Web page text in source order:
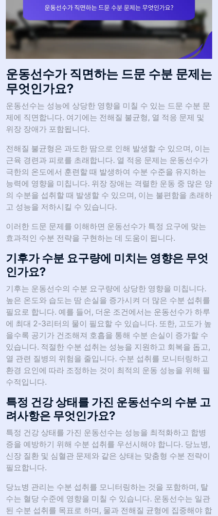
운동선수가 직면하는 드문 수분 문제는
무엇인가요?
운동선수는 성능에 상당한 영향을 미칠 수 있는 드문 수분 문
제에 직면합니다. 여기에는 전해질 불균형, 열 적응 문제 및
위장 장애가 포함됩니다.
전해질 불균형은 과도한 땀으로 인해 발생할 수 있으며, 이는
근육 경련과 피로를 초래합니다. 열 적응 문제는 운동선수가
극한의 온도에서 훈련할 때 발생하여 수분 수준을 유지하는
능력에 영향을 미칩니다. 위장 장애는 격렬한 운동 중 많은 양
의 수분을 섭취할 때 발생할 수 있으며, 이는 불편함을 초래하
고 성능을 저하시킬 수 있습니다.
이러한 드문 문제를 이해하면 운동선수가 특정 요구에 맞는
효과적인 수분 전략을 구현하는 데 도움이 됩니다.
기후가 수분 요구량에 미치는 영향은 무엇
인가요?
기후는 운동선수의 수분 요구량에 상당한 영향을 미칩니다.
높은 온도와 습도는 땀 손실을 증가시켜 더 많은 수분 섭취를
필요로 합니다. 예를 들어, 더운 조건에서는 운동선수가 하루
에 최대 2-3리터의 물이 필요할 수 있습니다. 또한, 고도가 높
을수록 공기가 건조해져 호흡을 통해 수분 손실이 증가할 수
있습니다. 적절한 수분 섭취는 성능을 지원하고 회복을 돕고,
열 관련 질병의 위험을 줄입니다. 수분 섭취를 모니터링하고
환경 요인에 따라 조정하는 것이 최적의 운동 성능을 위해 필
수적입니다.
특정 건강 상태를 가진 운동선수의 수분 고
려사항은 무엇인가요?
특정 건강 상태를 가진 운동선수는 성능을 최적화하고 합병
증을 예방하기 위해 수분 섭취를 우선시해야 합니다. 당뇨병,
신장 질환 및 심혈관 문제와 같은 상태는 맞춤형 수분 전략이
필요합니다.
당뇨병 관리는 수분 섭취를 모니터링하는 것을 포함하며, 탈
수는 혈당 수준에 영향을 미칠 수 있습니다. 운동선수는 일관
된 수분 섭취를 목표로 하며, 물과 전해질 균형에 집중해야 합